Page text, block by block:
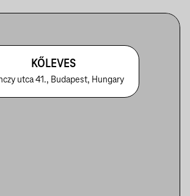
KŐLEVES
utca 41., Budapest, Hungary